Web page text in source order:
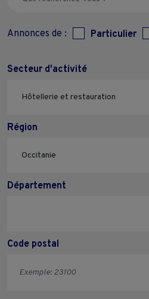
Annonces de : Particulier
Secteur d'activité
Région
Département
Code postal